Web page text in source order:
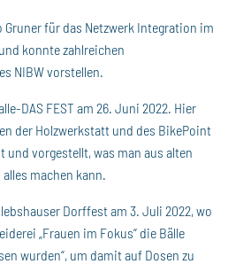
Gruner für das Netzwerk Integration im
konnte zahlreichen
NIBW vorstellen.
DAS FEST am 26. Juni 2022. Hier
der Holzwerkstatt und des BikePoint
und vorgestellt, was man aus alten
machen kann.
Dorffest am 3. Juli 2022, wo
„Frauen im Fokus“ die Bälle
wurden“, um damit auf Dosen zu